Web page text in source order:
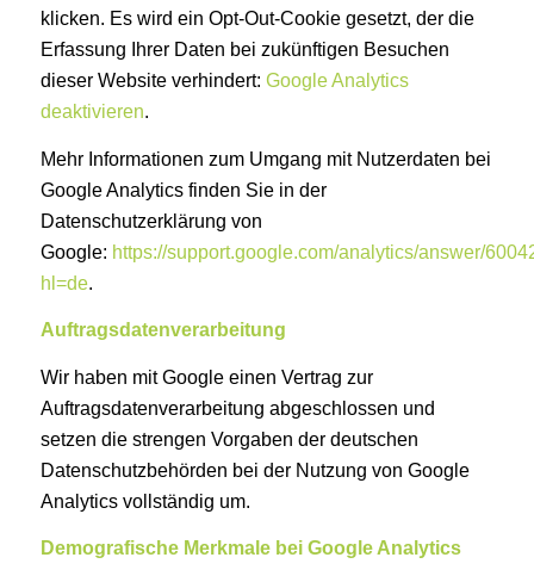
klicken. Es wird ein Opt-Out-Cookie gesetzt, der die
Erfassung Ihrer Daten bei zukünftigen Besuchen
dieser Website verhindert: Google Analytics
deaktivieren.
Mehr Informationen zum Umgang mit Nutzerdaten bei
Google Analytics finden Sie in der
Datenschutzerklärung von
Google: https://support.google.com/analytics/answer/
hl=de.
Auftragsdatenverarbeitung
Wir haben mit Google einen Vertrag zur
Auftragsdatenverarbeitung abgeschlossen und
setzen die strengen Vorgaben der deutschen
Datenschutzbehörden bei der Nutzung von Google
Analytics vollständig um.
Demografische Merkmale bei Google Analytics